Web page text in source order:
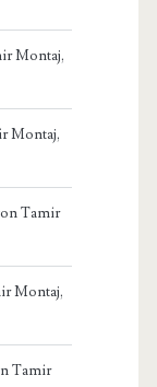
Montaj,
Montaj,
Tamir
Montaj,
Tamir